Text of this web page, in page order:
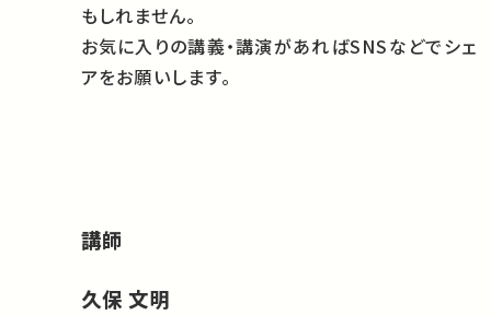
もしれません。
お気に入りの講義・講演があればSNSなどでシェ
アをお願いします。
講師
久保 文明